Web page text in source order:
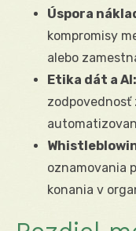
Úspora
kompromisy
alebo
Etika dát a AI:
oznamovania
konania v